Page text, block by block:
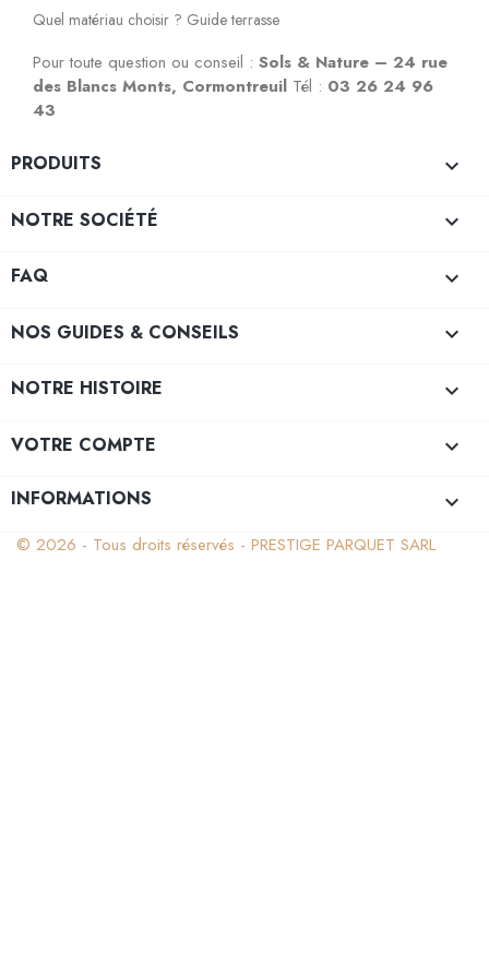
Quel matériau choisir ? Guide terrasse
Pour toute question ou conseil : Sols & Nature – 24 rue
des Blancs Monts, Cormontreuil Tél : 03 26 24 96
43
PRODUITS 
NOTRE SOCIÉTÉ 
FAQ 
NOS GUIDES & CONSEILS 
NOTRE HISTOIRE 
VOTRE COMPTE 
INFORMATIONS keyboard_arrow_down
© 2026 - Tous droits réservés - PRESTIGE PARQUET SARL